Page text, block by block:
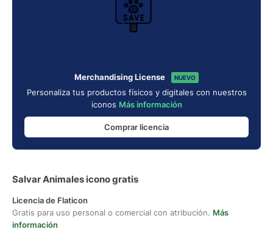
Merchandising License NUEVO
Personaliza tus productos físicos y digitales con nuestros
iconos Más información
Comprar licencia
Salvar Animales icono gratis
Licencia de Flaticon
Gratis para uso personal o comercial con atribución. Más
información